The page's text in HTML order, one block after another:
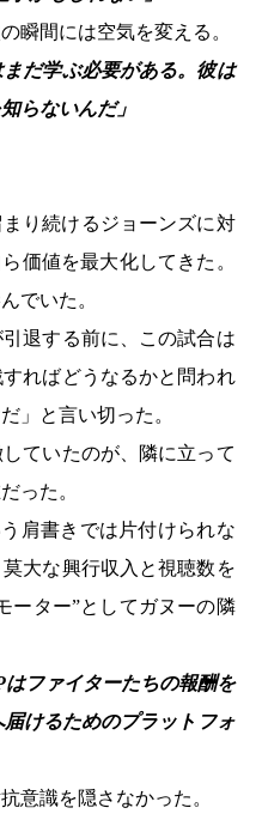
瞬間には空気を変える。
まだ学ぶ必要がある。彼は
らないんだ」
り続けるジョーンズに対
価値を最大化してきた。
でいた。
退する前に、この試合は
ればどうなるかと問われ
」と言い切った。
ていたのが、隣に立って
った。
う肩書きでは片付けられな
大な興行収入と視聴数を
ーター”としてガヌーの隣
はファイターたちの報酬を
けるためのプラットフォ
意識を隠さなかった。